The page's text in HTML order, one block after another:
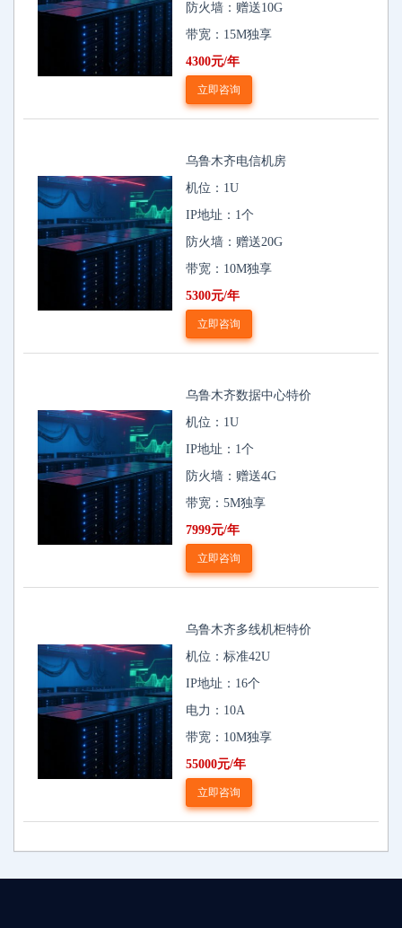
防火墙：赠送10G
带宽：15M独享
4300元/年
立即咨询
乌鲁木齐电信机房
机位：1U
IP地址：1个
防火墙：赠送20G
带宽：10M独享
5300元/年
立即咨询
乌鲁木齐数据中心特价
机位：1U
IP地址：1个
防火墙：赠送4G
带宽：5M独享
7999元/年
立即咨询
乌鲁木齐多线机柜特价
机位：标准42U
IP地址：16个
电力：10A
带宽：10M独享
55000元/年
立即咨询